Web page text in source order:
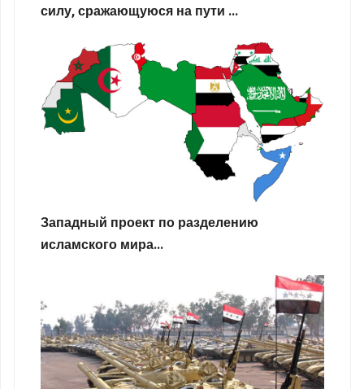
силу, сражающуюся на пути ...
Западный проект по разделению
исламского мира...